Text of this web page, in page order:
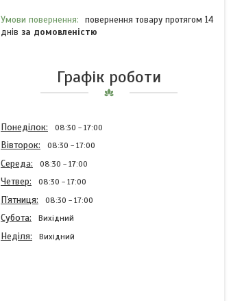
повернення товару протягом 14
днів за домовленістю
Графік роботи
Понеділок 08:30 17:00
Вівторок 08:30 17:00
Середа 08:30 17:00
Четвер 08:30 17:00
Пʼятниця 08:30 17:00
Субота Вихідний
Неділя Вихідний